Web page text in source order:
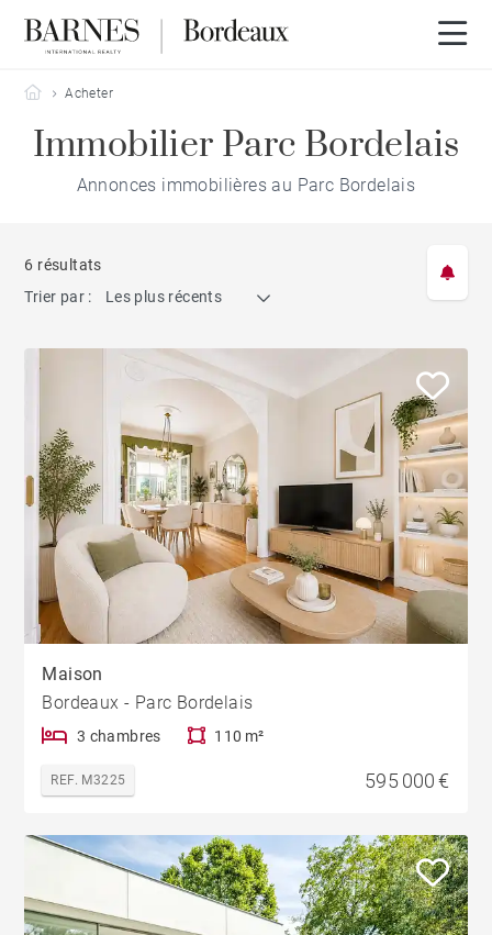
Barnes Bordeaux
Acheter
Immobilier Parc Bordelais
Annonces immobilières au Parc Bordelais
6 résultats
Trier par :
Les plus récents
Maison
Bordeaux - Parc Bordelais
3 chambres 110 m²
REF. M3225 595 000 €